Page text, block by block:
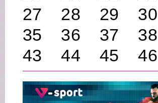
27
28 29 30
35
36 37 38
43
44 45 46